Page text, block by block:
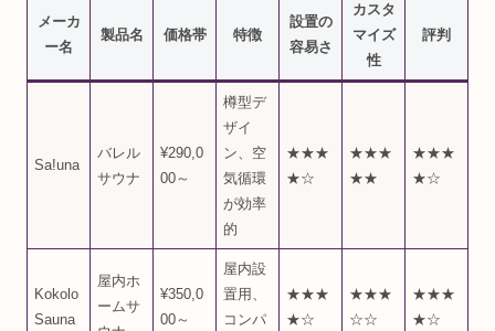
メーカ
ー名
製品名 価格帯 特徴
設置の
容易さ
カスタ
マイズ
性
評判
Sa!una
バレル
サウナ
¥290,0
00～
樽型デ
ザイ
ン、空
気循環
が効率
的
★★★
★☆
★★★
★★
★★★
★☆
Kokolo
Sauna
屋内ホ
ームサ
¥350,0
00～
屋内設
置用、
コンパ
★★★
★☆
★★★
☆☆
★★★
★☆